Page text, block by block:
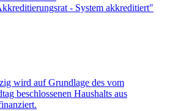
wird auf Grundlage des vom
beschlossenen Haushalts aus